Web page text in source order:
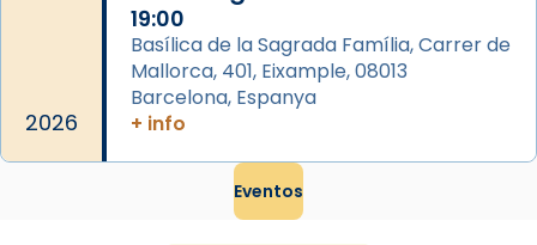
2026
19:00
Basílica de la Sagrada Família, Carrer de
Mallorca, 401, Eixample, 08013
Barcelona, Espanya
+ info
Eventos